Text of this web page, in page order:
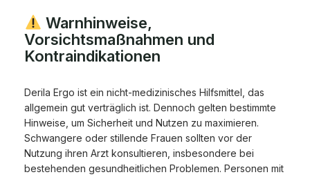
Warnhinweise,
Vorsichtsmaßnahmen und
Kontraindikationen
Derila Ergo ist ein nicht-medizinisches Hilfsmittel, das
allgemein gut verträglich ist. Dennoch gelten bestimmte
Hinweise, um Sicherheit und Nutzen zu maximieren.
Schwangere oder stillende Frauen sollten vor der
Nutzung ihren Arzt konsultieren, insbesondere bei
bestehenden gesundheitlichen Problemen. Personen mit